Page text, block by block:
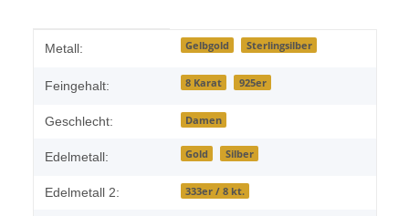
Produkteigenschaft
Wert
Metall: Gelbgold Sterlingsilber
Feingehalt: 8 Karat 925er
Geschlecht: Damen
Edelmetall: Gold Silber
Edelmetall 2: 333er / 8 kt.